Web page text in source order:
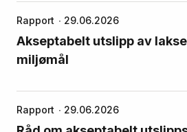
Rapport 29.06.2026
Akseptabelt utslipp av
miljømål
Rapport 29.06.2026